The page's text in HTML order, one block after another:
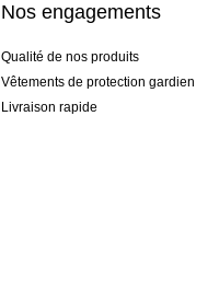
Nos engagements
Qualité de nos produits
Vêtements de protection gardien
Livraison rapide